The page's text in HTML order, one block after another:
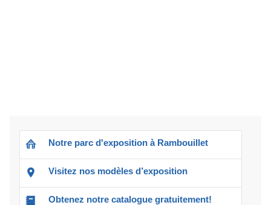
Notre parc d'exposition à Rambouillet
Visitez nos modèles d’exposition
Obtenez notre catalogue gratuitement!